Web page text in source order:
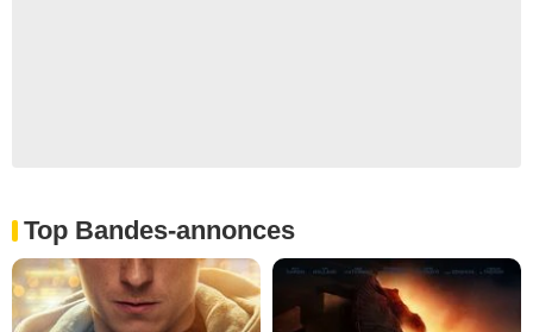
Top Bandes-annonces